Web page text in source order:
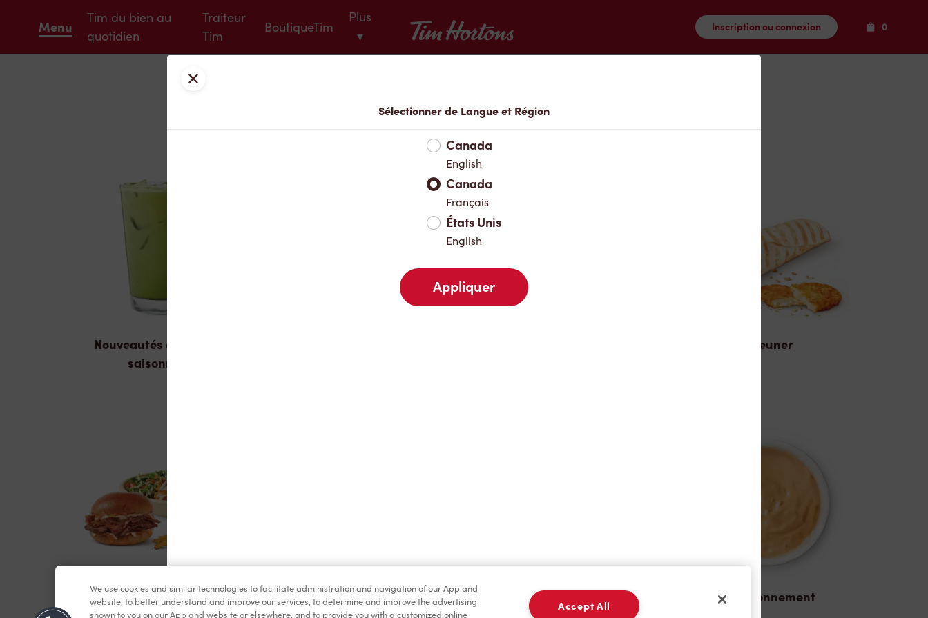
Menu
Tim du bien au
quotidien
Traiteur
Tim
BoutiqueTim
Plus
▾
Tim Hortons
Inscription ou connexion 0Produits
Menu
Nouveautés et produits
saisonniers
Déjeuner
Dîner et souper Pâtisseries Marchandises Assaisonnement
Fermer
Sélectionner de Langue et Région
Canada
English
Canada
Français
États Unis
English
Appliquer
We use cookies and similar technologies to facilitate administration and navigation of our App and
website, to better understand and improve our services, to determine and improve the advertising
shown to you on our App and website or elsewhere, and to provide you with a customized online
Accept All